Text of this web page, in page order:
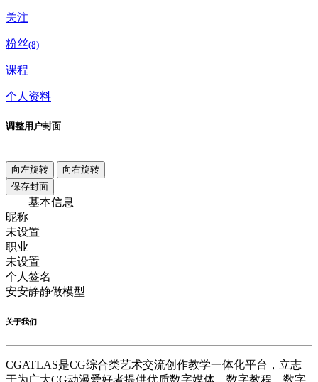
关注
粉丝(8)
课程
个人资料
调整用户封面
向左旋转
向右旋转
保存封面
基本信息
昵称
未设置
职业
未设置
个人签名
安安静静做模型
关于我们
CGATLAS是CG综合类艺术交流创作教学一体化平台，立志